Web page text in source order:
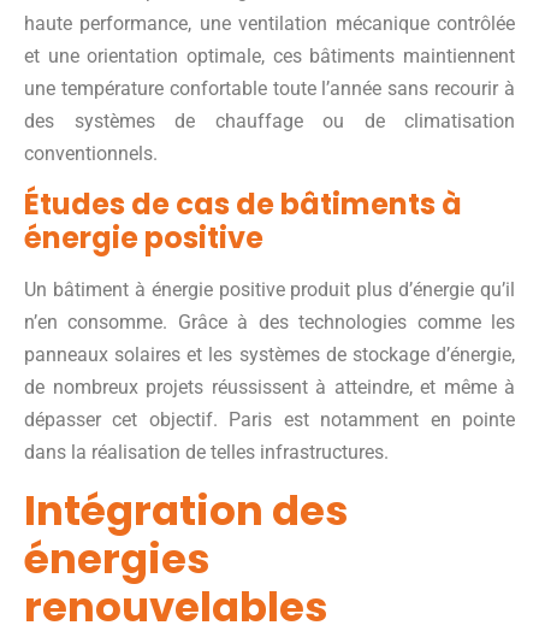
haute performance, une ventilation mécanique contrôlée
et une orientation optimale, ces bâtiments maintiennent
une température confortable toute l’année sans recourir à
des systèmes de chauffage ou de climatisation
conventionnels.
Études de cas de bâtiments à
énergie positive
Un bâtiment à énergie positive produit plus d’énergie qu’il
n’en consomme. Grâce à des technologies comme les
panneaux solaires et les systèmes de stockage d’énergie,
de nombreux projets réussissent à atteindre, et même à
dépasser cet objectif. Paris est notamment en pointe
dans la réalisation de telles infrastructures.
Intégration des
énergies
renouvelables